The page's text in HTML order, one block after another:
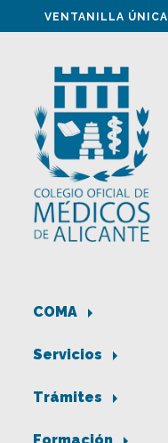
VENTANILLA ÚNICA
COMA
Servicios
Trámites